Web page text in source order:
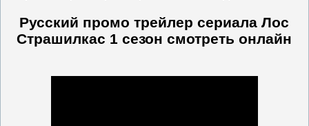
Русский промо трейлер сериала Лос
Страшилкас 1 сезон смотреть онлайн